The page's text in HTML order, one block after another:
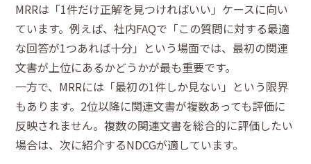
MRRは「1件だけ正解を見つければいい」ケースに向い
ています。例えば、社内FAQで「この質問に対する最適
な回答が1つあれば十分」という場面では、最初の関連
文書が上位にあるかどうかが最も重要です。
一方で、MRRには「最初の1件しか見ない」という限界
もあります。2位以降に関連文書が複数あっても評価に
反映されません。複数の関連文書を総合的に評価したい
場合は、次に紹介するNDCGが適しています。